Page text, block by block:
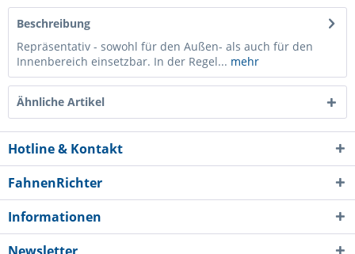
Beschreibung
Repräsentativ - sowohl für den Außen- als auch für den
Innenbereich einsetzbar. In der Regel... mehr
Ähnliche Artikel
Hotline & Kontakt
FahnenRichter
Informationen